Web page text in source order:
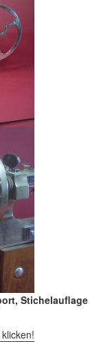
Stichelauflage